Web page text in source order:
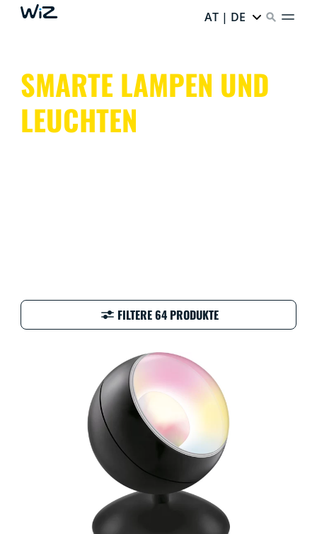
AT | DE
SMARTE LAMPEN UND
LEUCHTEN
FILTERE 64 PRODUKTE